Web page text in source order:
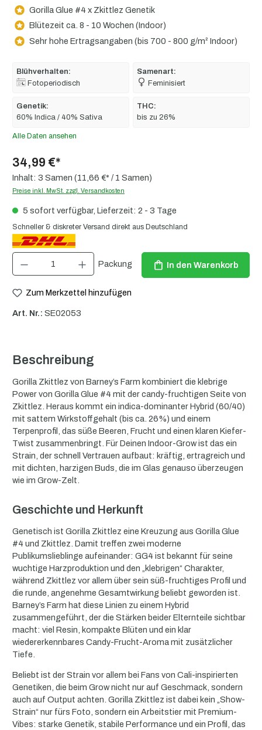
Gorilla Glue #4 x Zkittlez Genetik
Blütezeit ca. 8 - 10 Wochen (Indoor)
Sehr hohe Ertragsangaben (bis 700 - 800 g/m² Indoor)
Blühverhalten:
Fotoperiodisch
Samenart:
Feminisiert
Genetik:
60% Indica / 40% Sativa
THC:
bis zu 26%
Alle Daten ansehen
34,99 €*
Inhalt: 3 Samen (11,66 €* / 1 Samen)
Preise inkl. MwSt. zzgl. Versandkosten
5 sofort verfügbar, Lieferzeit: 2 - 3 Tage
Schneller & diskreter Versand direkt aus Deutschland
Produkt Anzahl: Gib den gewünschten Wert ein oder benutze die Schaltflächen um
Packung In den Warenkorb
Zum Merkzettel hinzufügen
Art. Nr.: SE02053
Beschreibung
Gorilla Zkittlez von Barney’s Farm kombiniert die klebrige
Power von Gorilla Glue #4 mit der candy-fruchtigen Seite von
Zkittlez. Heraus kommt ein indica-dominanter Hybrid (60/40)
mit sattem Wirkstoffgehalt (bis ca. 26%) und einem
Terpenprofil, das süße Beeren, Frucht und einen klaren Kiefer-
Twist zusammenbringt. Für Deinen Indoor-Grow ist das ein
Strain, der schnell Vertrauen aufbaut: kräftig, ertragreich und
mit dichten, harzigen Buds, die im Glas genauso überzeugen
wie im Grow-Zelt.
Geschichte und Herkunft
Genetisch ist Gorilla Zkittlez eine Kreuzung aus Gorilla Glue
#4 und Zkittlez. Damit treffen zwei moderne
Publikumslieblinge aufeinander: GG4 ist bekannt für seine
wuchtige Harzproduktion und den „klebrigen“ Charakter,
während Zkittlez vor allem über sein süß-fruchtiges Profil und
die runde, angenehme Gesamtwirkung beliebt geworden ist.
Barney’s Farm hat diese Linien zu einem Hybrid
zusammengeführt, der die Stärken beider Elternteile sichtbar
macht: viel Resin, kompakte Blüten und ein klar
wiedererkennbares Candy-Frucht-Aroma mit zusätzlicher
Tiefe.
Beliebt ist der Strain vor allem bei Fans von Cali-inspirierten
Genetiken, die beim Grow nicht nur auf Geschmack, sondern
auch auf Output achten. Gorilla Zkittlez ist dabei kein „Show-
Strain“ nur fürs Foto, sondern ein Arbeitstier mit Premium-
Vibes: starke Genetik, stabile Performance und ein Profil, das